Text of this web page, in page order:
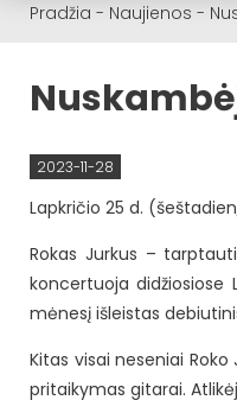
Pradžia - Naujienos -
2023-11-28
Lapkričio 25 d.
Rokas Jurkus –
koncertuoja didžiosiose
mėnesį išleistas
Kitas visai neseniai
pritaikymas gitarai.